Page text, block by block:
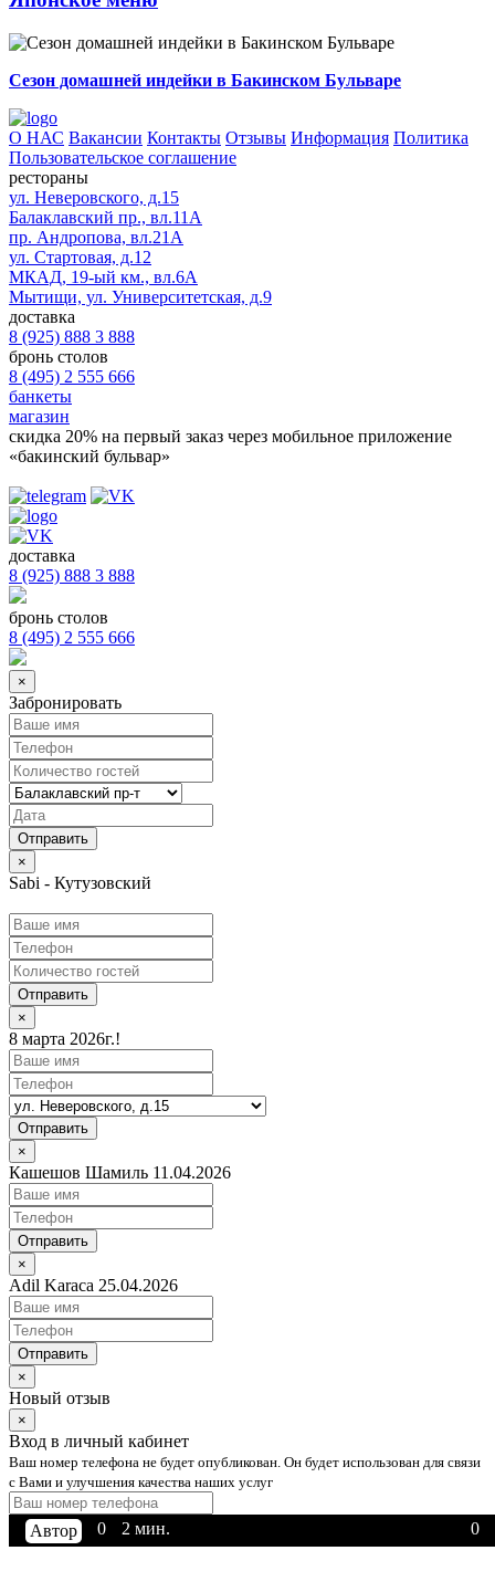
Автор 0 4 мин. 328
Admin 0 3 мин. 0
Автор 0 2 мин. 118
Автор 0 2 мин. 0
Автор 0 2 мин. 0
Автор 0 3 мин. 0
Автор 0 2 мин. 9
Admin 0 2 мин. 18
Автор 0 2 мин. 0
Автор 0 2 мин. 0
Сезон домашней индейки в Бакинском Бульваре
О НАС Вакансии Контакты Отзывы Информация Политика
Пользовательское соглашение
рестораны
ул. Неверовского, д.15
Балаклавский пр., вл.11А
пр. Андропова, вл.21А
ул. Стартовая, д.12
МКАД, 19-ый км., вл.6А
Мытищи, ул. Университетская, д.9
доставка
8 (925) 888 3 888
бронь столов
8 (495) 2 555 666
банкеты
магазин
скидка 20% на первый заказ через мобильное приложение
«бакинский бульвар»
доставка
8 (925) 888 3 888
бронь столов
8 (495) 2 555 666
×
Забронировать
×
Sabi - Кутузовский
Отправить
×
8 марта 2026г.!
Отправить
×
Кашешов Шамиль 11.04.2026
Отправить
×
Adil Karaca 25.04.2026
Отправить
×
Новый отзыв
×
Вход в личный кабинет
Ваш номер телефона не будет опубликован. Он будет использован для связи
с Вами и улучшения качества наших услуг